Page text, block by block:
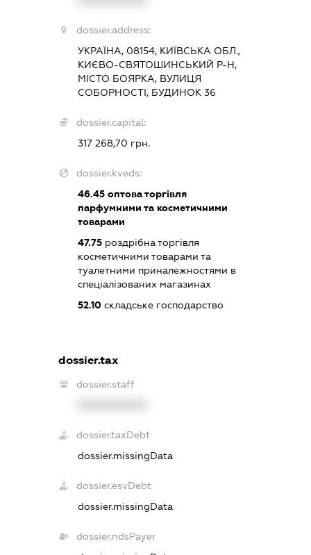
dossier.address:
УКРАЇНА, 08154, КИЇВСЬКА ОБЛ.,
КИЄВО-СВЯТОШИНСЬКИЙ Р-Н,
МІСТО БОЯРКА, ВУЛИЦЯ
СОБОРНОСТІ, БУДИНОК 36
dossier.capital:
317 268,70 грн.
dossier.kveds:
46.45оптова торгівля
парфумними та косметичними
товарами
47.75роздрібна торгівля
косметичними товарами та
туалетними приналежностями в
спеціалізованих магазинах
52.10складське господарство
dossier.tax
dossier.staff
dossier.taxDebt
dossier.missingData
dossier.esvDebt
dossier.missingData
dossier.ndsPayer